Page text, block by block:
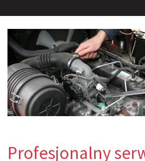
Profesjonalny